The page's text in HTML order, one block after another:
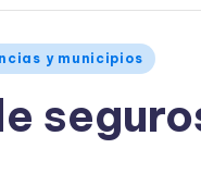
y municipios